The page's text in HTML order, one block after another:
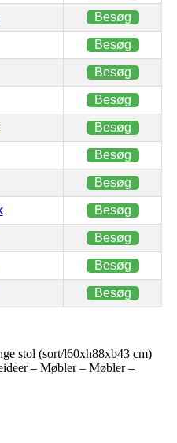
Besøg
Besøg
Besøg
Besøg
Besøg
Besøg
Besøg
Besøg
Besøg
Besøg
Besøg
stol (sort/l60xh88xb43 cm)
– Møbler – Møbler –